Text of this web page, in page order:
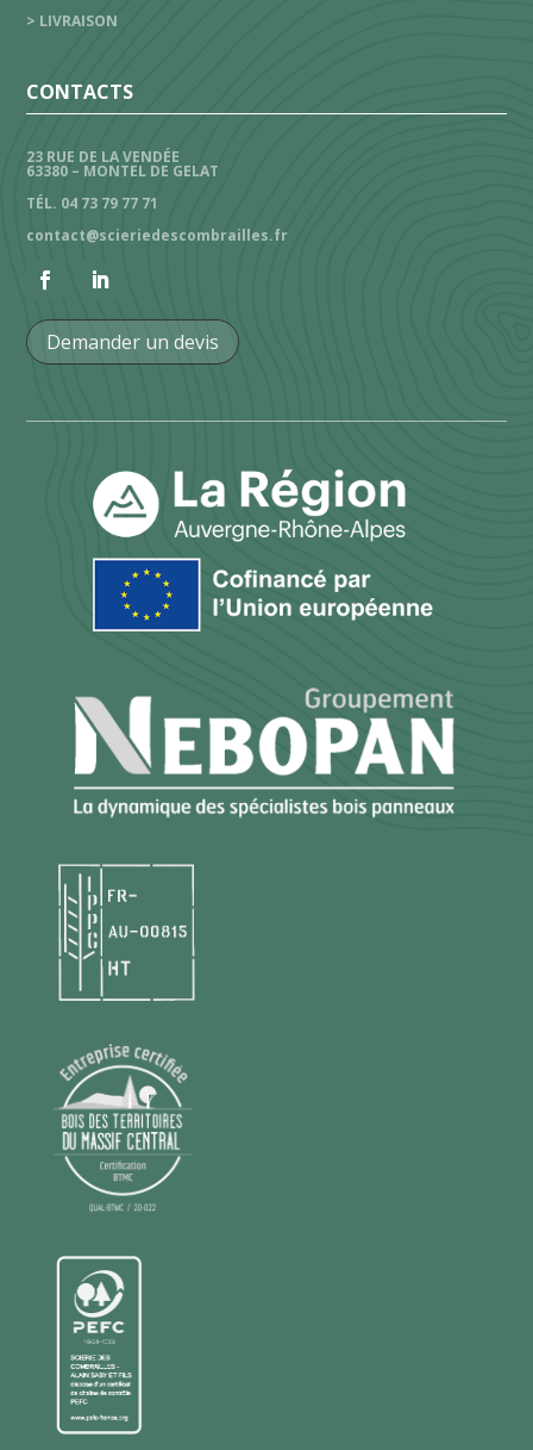
> LIVRAISON
CONTACTS
23 RUE DE LA VENDÉE
63380 – MONTEL DE GELAT
TÉL. 04 73 79 77 71
contact@scieriedescombrailles.fr
Demander un devis